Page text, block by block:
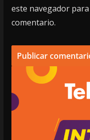
este navegador
comentario.